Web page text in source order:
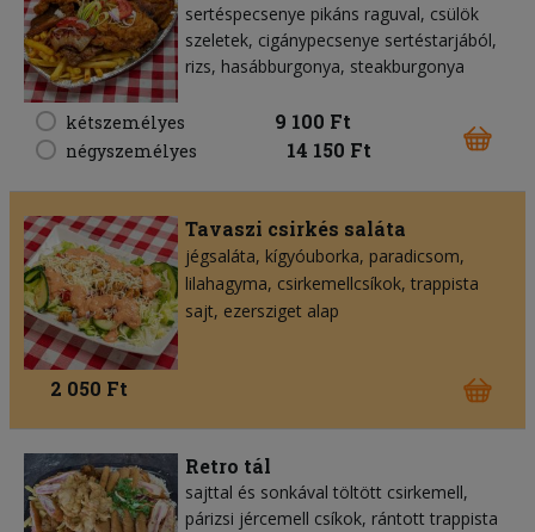
sertéspecsenye pikáns raguval, csülök
szeletek, cigánypecsenye sertéstarjából,
rizs, hasábburgonya, steakburgonya
kétszemélyes 9 100 Ft
négyszemélyes 14 150 Ft
Tavaszi csirkés saláta
jégsaláta kígyóuborka paradicsom
lilahagyma csirkemellcsíkok trappista
sajt ezersziget alap
2 050 Ft
Retro tál
sajttal és sonkával töltött csirkemell,
párizsi jércemell csíkok, rántott trappista